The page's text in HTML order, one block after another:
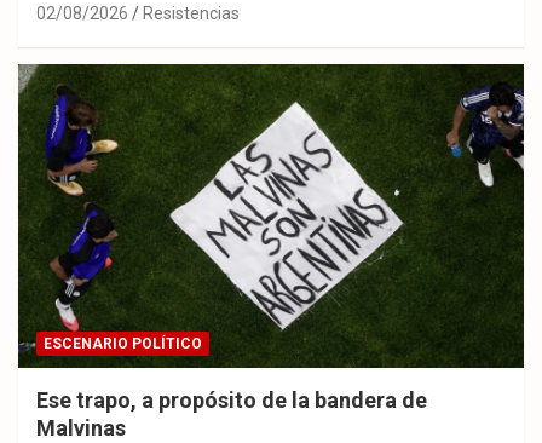
02/08/2026 Resistencias
ESCENARIO POLÍTICO
Ese trapo, a propósito de la bandera de
Malvinas